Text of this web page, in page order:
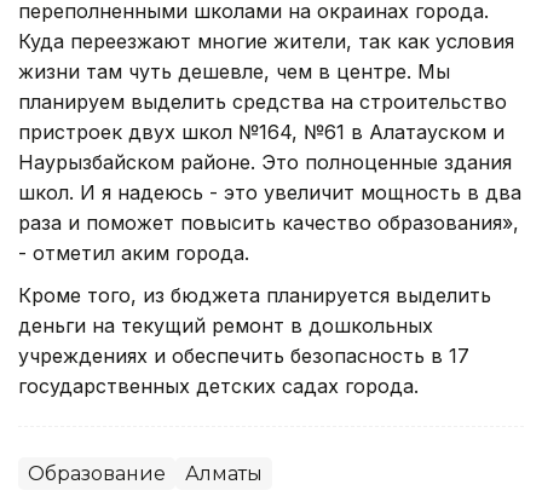
переполненными школами на окраинах города.
Куда переезжают многие жители, так как условия
жизни там чуть дешевле, чем в центре. Мы
планируем выделить средства на строительство
пристроек двух школ №164, №61 в Алатауском и
Наурызбайском районе. Это полноценные здания
школ. И я надеюсь - это увеличит мощность в два
раза и поможет повысить качество образования»,
- отметил аким города.
Кроме того, из бюджета планируется выделить
деньги на текущий ремонт в дошкольных
учреждениях и обеспечить безопасность в 17
государственных детских садах города.
Образование Алматы